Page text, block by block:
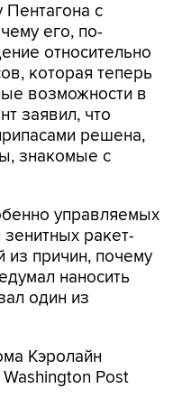
Пентагона с
его, по-
относительно
которая теперь
возможности в
заявил, что
решена,
знакомые с
управляемых
ракет-
из причин, почему
наносить
один из
Кэролайн
Post